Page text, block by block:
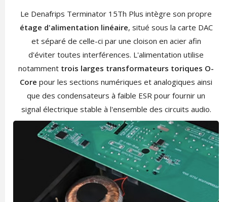
Le Denafrips Terminator 15Th Plus intègre son propre
étage d'alimentation linéaire, situé sous la carte DAC
et séparé de celle-ci par une cloison en acier afin
d'éviter toutes interférences. L'alimentation utilise
notamment trois larges transformateurs toriques O-
Core pour les sections numériques et analogiques ainsi
que des condensateurs à faible ESR pour fournir un
signal électrique stable à l'ensemble des circuits audio.